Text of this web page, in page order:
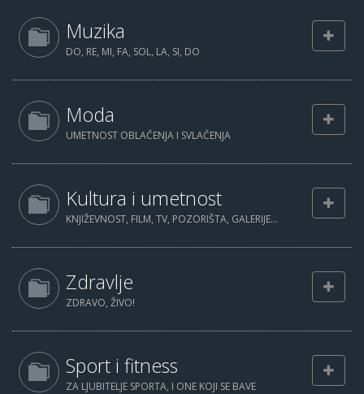
Muzika
DO, RE, MI, FA, SOL, LA, SI, DO
Moda
UMETNOST OBLAČENJA I SVLAČENJA
Kultura i umetnost
KNJIŽEVNOST, FILM, TV, POZORIŠTA, GALERIJE...
Zdravlje
ZDRAVO, ŽIVO!
Sport i fitness
ZA LJUBITELJE SPORTA, I ONE KOJI SE BAVE